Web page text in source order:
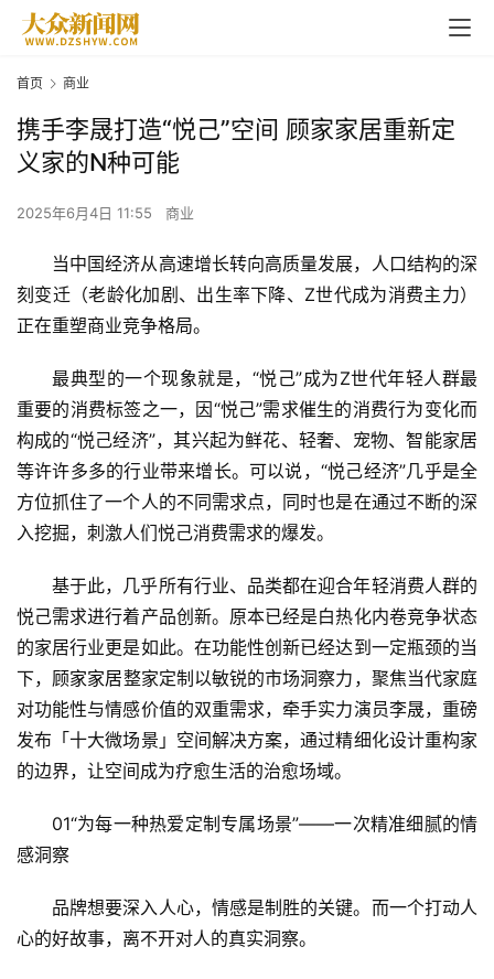
首页 商业
携手李晟打造“悦己”空间 顾家家居重新定
义家的N种可能
2025年6月4日 11:55 商业
当中国经济从高速增长转向高质量发展，人口结构的深
刻变迁（老龄化加剧、出生率下降、Z世代成为消费主力）
正在重塑商业竞争格局。
最典型的一个现象就是，“悦己”成为Z世代年轻人群最
重要的消费标签之一，因“悦己”需求催生的消费行为变化而
构成的“悦己经济”，其兴起为鲜花、轻奢、宠物、智能家居
等许许多多的行业带来增长。可以说，“悦己经济”几乎是全
方位抓住了一个人的不同需求点，同时也是在通过不断的深
入挖掘，刺激人们悦己消费需求的爆发。
基于此，几乎所有行业、品类都在迎合年轻消费人群的
悦己需求进行着产品创新。原本已经是白热化内卷竞争状态
的家居行业更是如此。在功能性创新已经达到一定瓶颈的当
下， 顾家家居整家定制以敏锐的市场洞察力，聚焦当代家庭
对功能性与情感价值的双重需求，牵手实力演员李晟，重磅
发布「十大微场景」空间解决方案，通过精细化设计重构家
的边界，让空间成为疗愈生活的治愈场域。
01“为每一种热爱定制专属场景”——一次精准细腻的情
感洞察
品牌想要深入人心，情感是制胜的关键。而一个打动人
心的好故事，离不开对人的真实洞察。